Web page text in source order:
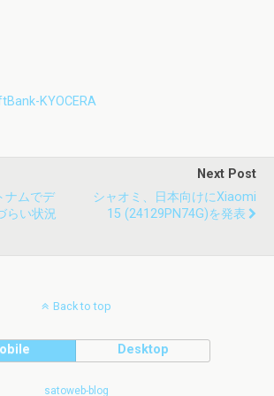
KYOCERA
ナムでデ
らい状況
Next Post
シャオミ、日本向けにXiaomi
15 (24129PN74G)を発表
Back to top
Desktop
satoweb-blog